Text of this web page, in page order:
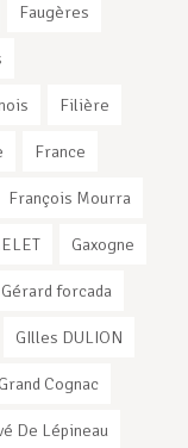
Faugères
Filière
France
François Mourra
Gaxogne
Gérard forcada
GIlles DULION
Grand Cognac
De Lépineau